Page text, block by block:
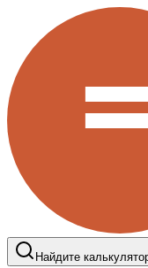
Найдите